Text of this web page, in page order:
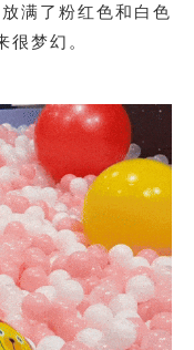
满了粉红色和白色
梦幻。